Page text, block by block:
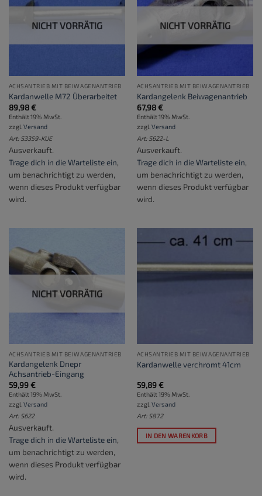
NICHT VORRÄTIG
ACHSANTRIEB MIT BEIWAGENANTRIEB
Kardanwelle M72 Überarbeitet
89,98€
Enthält 19% MwSt.
zzgl. Versand
Art: S3359-KUE
Ausverkauft.
Trage dich in die Warteliste ein,
um benachrichtigt zu werden,
wenn dieses Produkt verfügbar
wird.
NICHT VORRÄTIG
ACHSANTRIEB MIT BEIWAGENANTRIEB
Kardangelenk Beiwagenantrieb
67,98€
Enthält 19% MwSt.
zzgl. Versand
Art: S622-L
Ausverkauft.
Trage dich in die Warteliste ein,
um benachrichtigt zu werden,
wenn dieses Produkt verfügbar
wird.
NICHT VORRÄTIG
ACHSANTRIEB MIT BEIWAGENANTRIEB
Kardangelenk Dnepr
Achsantrieb-Eingang
59,99€
Enthält 19% MwSt.
zzgl. Versand
Art: S622
Ausverkauft.
Trage dich in die Warteliste ein,
um benachrichtigt zu werden,
wenn dieses Produkt verfügbar
wird.
ACHSANTRIEB MIT BEIWAGENANTRIEB
Kardanwelle verchromt 41cm
59,89€
Enthält 19% MwSt.
zzgl. Versand
Art: S872
IN DEN WARENKORB